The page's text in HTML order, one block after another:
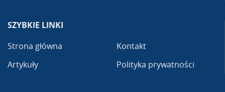
SZYBKIE LINKI
Strona główna
Artykuły
Kontakt
Polityka prywatności